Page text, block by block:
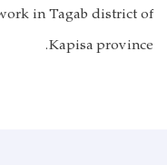
in Tagab district of
Kapisa province.